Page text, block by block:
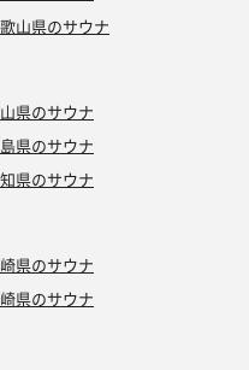
山県のサウナ
県のサウナ
県のサウナ
県のサウナ
県のサウナ
県のサウナ